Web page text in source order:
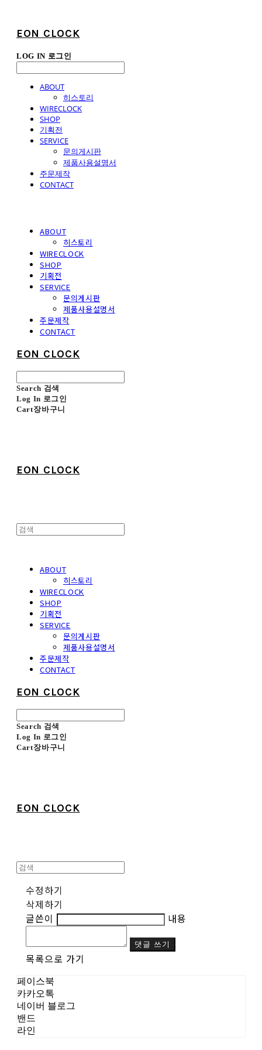
EON CLOCK
LOG IN 로그인
ABOUT
히스토리
WIRECLOCK
SHOP
기획전
SERVICE
문의게시판
제품사용설명서
주문제작
CONTACT
ABOUT
히스토리
WIRECLOCK
SHOP
기획전
SERVICE
문의게시판
제품사용설명서
주문제작
CONTACT
EON CLOCK
Search 검색
Log In 로그인
Cart장바구니
EON CLOCK
ABOUT
히스토리
WIRECLOCK
SHOP
기획전
SERVICE
문의게시판
제품사용설명서
주문제작
CONTACT
EON CLOCK
Search 검색
Log In 로그인
Cart장바구니
EON CLOCK
수정하기
삭제하기
글쓴이
내용
댓글 쓰기
목록으로 가기
페이스북
카카오톡
네이버 블로그
밴드
라인